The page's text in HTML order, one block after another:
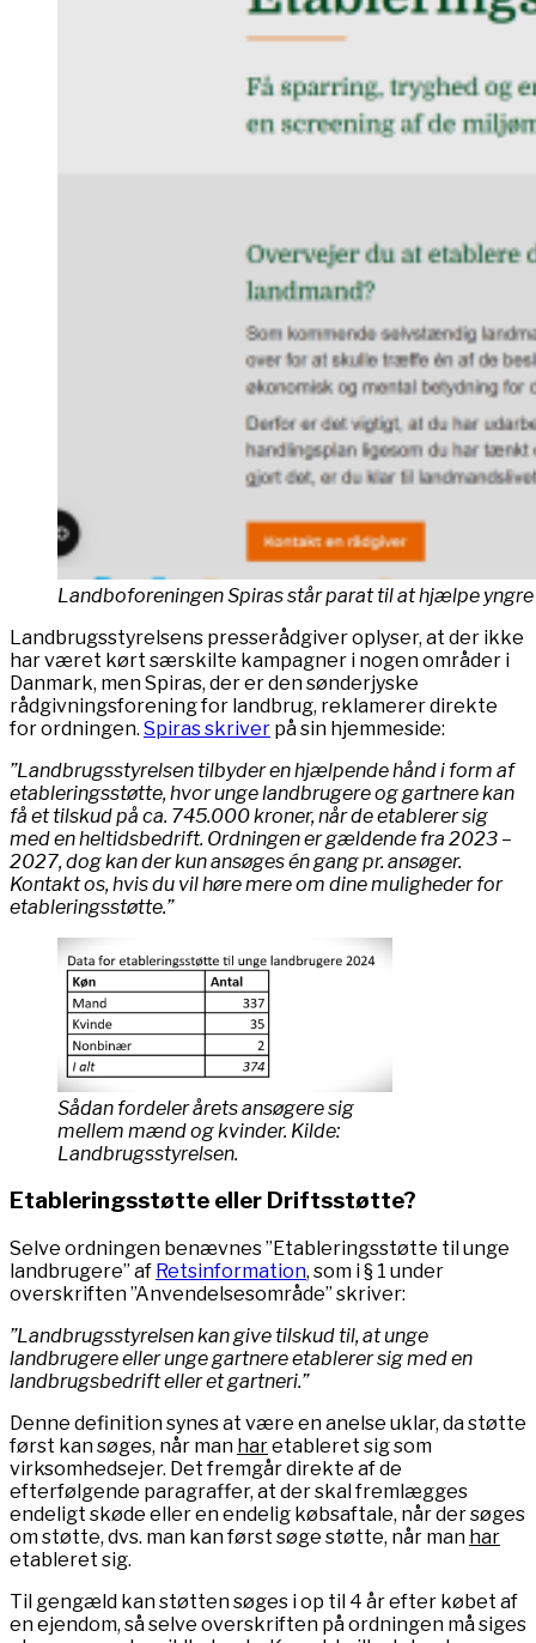
Landboforeningen Spiras står parat til at hjælpe
Landbrugsstyrelsens presserådgiver oplyser, at der ikke
har været kørt særskilte kampagner i nogen områder i
Danmark, men Spiras, der er den sønderjyske
rådgivningsforening for landbrug, reklamerer direkte
for ordningen. Spiras skriver på sin hjemmeside:
”Landbrugsstyrelsen tilbyder en hjælpende hånd i form af
etableringsstøtte, hvor unge landbrugere og gartnere kan
få et tilskud på ca. 745.000 kroner, når de etablerer sig
med en heltidsbedrift. Ordningen er gældende fra 2023 –
2027, dog kan der kun ansøges én gang pr. ansøger.
Kontakt os, hvis du vil høre mere om dine muligheder for
etableringsstøtte.”
Sådan fordeler årets ansøgere sig
mellem mænd og kvinder. Kilde:
Landbrugsstyrelsen.
Etableringsstøtte eller Driftsstøtte?
Selve ordningen benævnes ”Etableringsstøtte til unge
landbrugere” af Retsinformation, som i § 1 under
overskriften ”Anvendelsesområde” skriver:
”Landbrugsstyrelsen kan give tilskud til, at unge
landbrugere eller unge gartnere etablerer sig med en
landbrugsbedrift eller et gartneri.”
Denne definition synes at være en anelse uklar, da støtte
først kan søges, når man haretableret sig som
virksomhedsejer. Det fremgår direkte af de
efterfølgende paragraffer, at der skal fremlægges
endeligt skøde eller en endelig købsaftale, når der søges
om støtte, dvs. man kan først søge støtte, når man har
etableret sig.
Til gengæld kan støtten søges i op til 4 år efter købet af
en ejendom, så selve overskriften på ordningen må siges